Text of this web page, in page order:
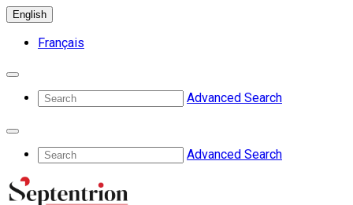
English
Français
Advanced Search
Advanced Search